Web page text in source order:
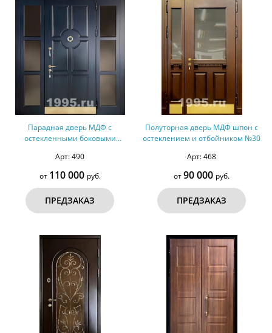
Парадная дверь МДФ с
остекленными боковыми
Арт: 490
от 110 000 руб.
ПРЕДЗАКАЗ
Полуторная дверь МДФ шпон с
остеклением и отбойником №30
Арт: 468
от90 000 руб.
ПРЕДЗАКАЗ